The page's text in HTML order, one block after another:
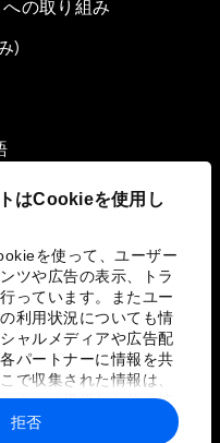
はCookieを使用し
を使って、ユーザー
ツや広告の表示、トラ
っています。またユー
利用状況についても情
ャルメディアや広告配
パートナーに情報を共
で収集された情報は、
ナーに提供した他の情
サービスを使用した際
拒否
の取り組み
)